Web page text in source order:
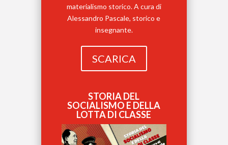
materialismo storico. A cura di
Alessandro Pascale, storico e
insegnante.
SCARICA
STORIA DEL
SOCIALISMO E DELLA
LOTTA DI CLASSE